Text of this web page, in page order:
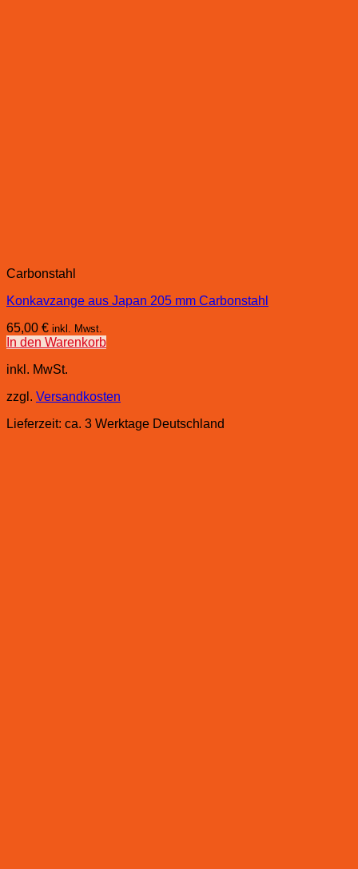
Carbonstahl
Konkavzange aus Japan 205 mm Carbonstahl
65,00 € inkl. Mwst.
In den Warenkorb
inkl. MwSt.
zzgl. Versandkosten
Lieferzeit: ca. 3 Werktage Deutschland